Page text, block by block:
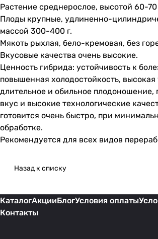
Растение среднерослое, высотой 60-
Плоды крупные, удлиненно-
массой 300-400 г.
Мякоть рыхлая, бело-кремовая, без
Вкусовые качества очень высокие.
Ценность гибрида: устойчивость к
повышенная холодостойкость,
длительное и обильное плодоношение,
вкус и высокие технологические
готовится очень быстро, при
обработке.
Рекомендуется для всех видов
Назад к списку
КаталогАкцииБлогУсловия оплаты
Контакты